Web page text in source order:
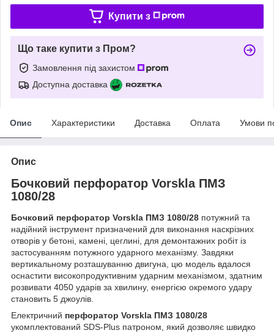
Купити з
Що таке купити з Пром?
Замовлення під захистом
Доступна доставка
Опис Характеристики Доставка Оплата Умови
Опис
Бочковий перфоратор Vorskla ПМЗ
1080/28
Бочковий перфоратор Vorskla ПМЗ 1080/28 потужний та
надійний інструмент призначений для виконання наскрізних
отворів у бетоні, камені, цеглині, для демонтажних робіт із
застосуванням потужного ударного механізму. Завдяки
вертикальному розташуванню двигуна, цю модель вдалося
оснастити високопродуктивним ударним механізмом, здатним
розвивати 4050 ударів за хвилину, енергією окремого удару
становить 5 джоулів.
Електричний перфоратор Vorskla ПМЗ 1080/28
укомплектований SDS-Plus патроном, який дозволяє швидко